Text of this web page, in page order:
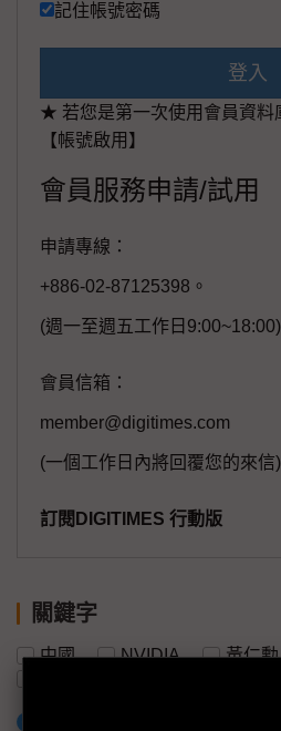
記住帳號密碼
登入
★ 若您是第一次使用會員資料
【帳號啟用】
會員服務申請/試用
申請專線：
+886-02-87125398。
(週一至週五工作日9:00~18:00)
會員信箱：
member@digitimes.com
(一個工作日內將回覆您的來信)
訂閱DIGITIMES 行動版
關鍵字
中國 NVIDIA 黃仁勳